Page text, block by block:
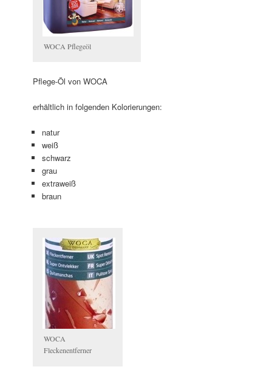
WOCA Pflegeöl
Pflege-Öl von WOCA
erhältlich in folgenden Kolorierungen:
natur
weiß
schwarz
grau
extraweiß
braun
WOCA
Fleckenentferner